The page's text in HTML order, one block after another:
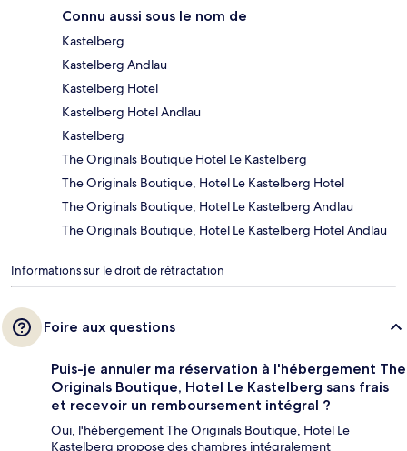
Connu aussi sous le nom de
Kastelberg
Kastelberg Andlau
Kastelberg Hotel
Kastelberg Hotel Andlau
Kastelberg
The Originals Boutique Hotel Le Kastelberg
The Originals Boutique, Hotel Le Kastelberg Hotel
The Originals Boutique, Hotel Le Kastelberg Andlau
The Originals Boutique, Hotel Le Kastelberg Hotel Andlau
Informations sur le droit de rétractation
Foire aux questions
Puis-je annuler ma réservation à l'hébergement The
Originals Boutique, Hotel Le Kastelberg sans frais
et recevoir un remboursement intégral ?
Oui, l'hébergement The Originals Boutique, Hotel Le
Kastelberg propose des chambres intégralement